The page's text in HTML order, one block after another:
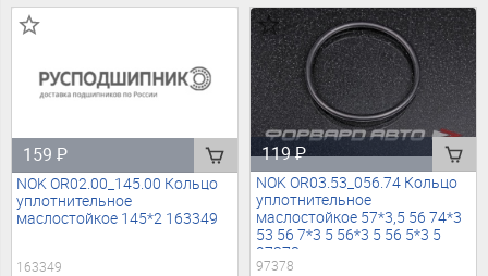
159₽
NOK OR02.00_145.00 Кольцо
уплотнительное
маслостойкое 145*2 163349
163349
119₽
NOK OR03.53_056.74 Кольцо
уплотнительное
маслостойкое 57*3,5 56 74*3
53 56 7*3 5 56*3 5 56 5*3 5
97378
97378